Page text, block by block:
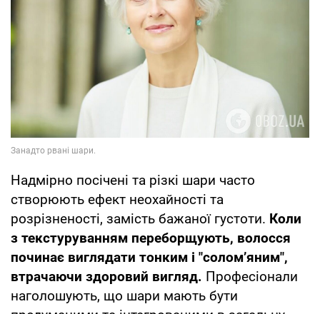
Надмірно посічені та різкі шари часто
створюють ефект неохайності та
розрізненості, замість бажаної густоти. Коли
з текстуруванням переборщують, волосся
починає виглядати тонким і "солом’яним",
втрачаючи здоровий вигляд. Професіонали
наголошують, що шари мають бути